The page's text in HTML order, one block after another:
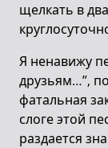
щелкать в
Я ненавижу
друзьям…”,
фатальная
слоге этой
раздается